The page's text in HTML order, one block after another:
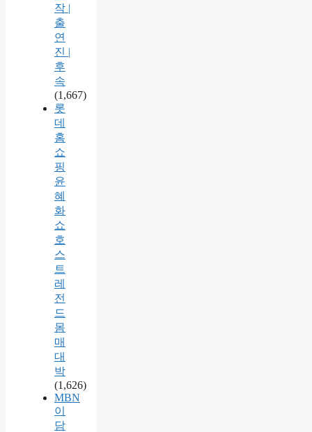
작 |
출
연
진 |
후
속
(1,667)
롯
데
홈
쇼
핑
윤
혜
화
쇼
호
스
트
레
전
드
몸
매
대
박
(1,626)
MBN
이
담